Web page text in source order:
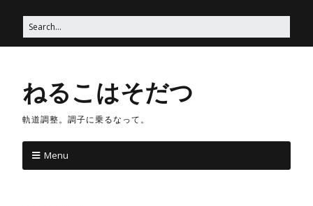
ねるこはそだつ
軌道調整。調子に乗るなって。
Menu